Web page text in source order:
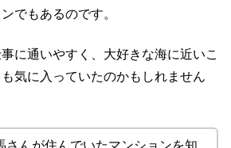
でもあるのです。
に通いやすく、大好きな海に近いこ
気に入っていたのかもしれません